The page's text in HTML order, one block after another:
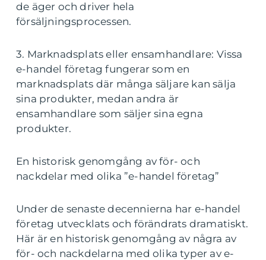
de äger och driver hela
försäljningsprocessen.
3. Marknadsplats eller ensamhandlare: Vissa
e-handel företag fungerar som en
marknadsplats där många säljare kan sälja
sina produkter, medan andra är
ensamhandlare som säljer sina egna
produkter.
En historisk genomgång av för- och
nackdelar med olika ”e-handel företag”
Under de senaste decennierna har e-handel
företag utvecklats och förändrats dramatiskt.
Här är en historisk genomgång av några av
för- och nackdelarna med olika typer av e-